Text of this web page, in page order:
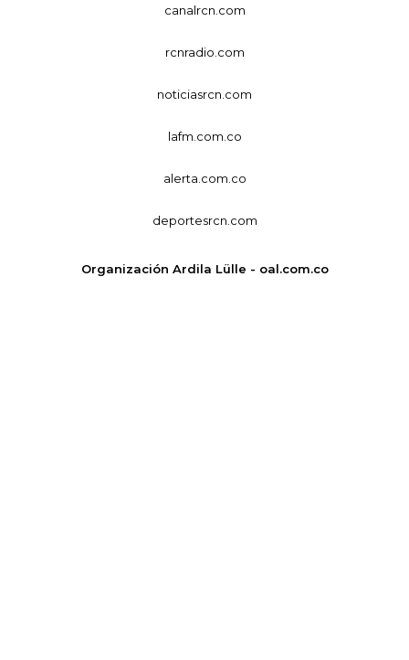
canalrcn.com
rcnradio.com
noticiasrcn.com
lafm.com.co
alerta.com.co
deportesrcn.com
Organización Ardila Lülle - oal.com.co